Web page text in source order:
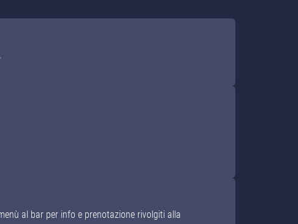
al bar per info e prenotazione rivolgiti alla